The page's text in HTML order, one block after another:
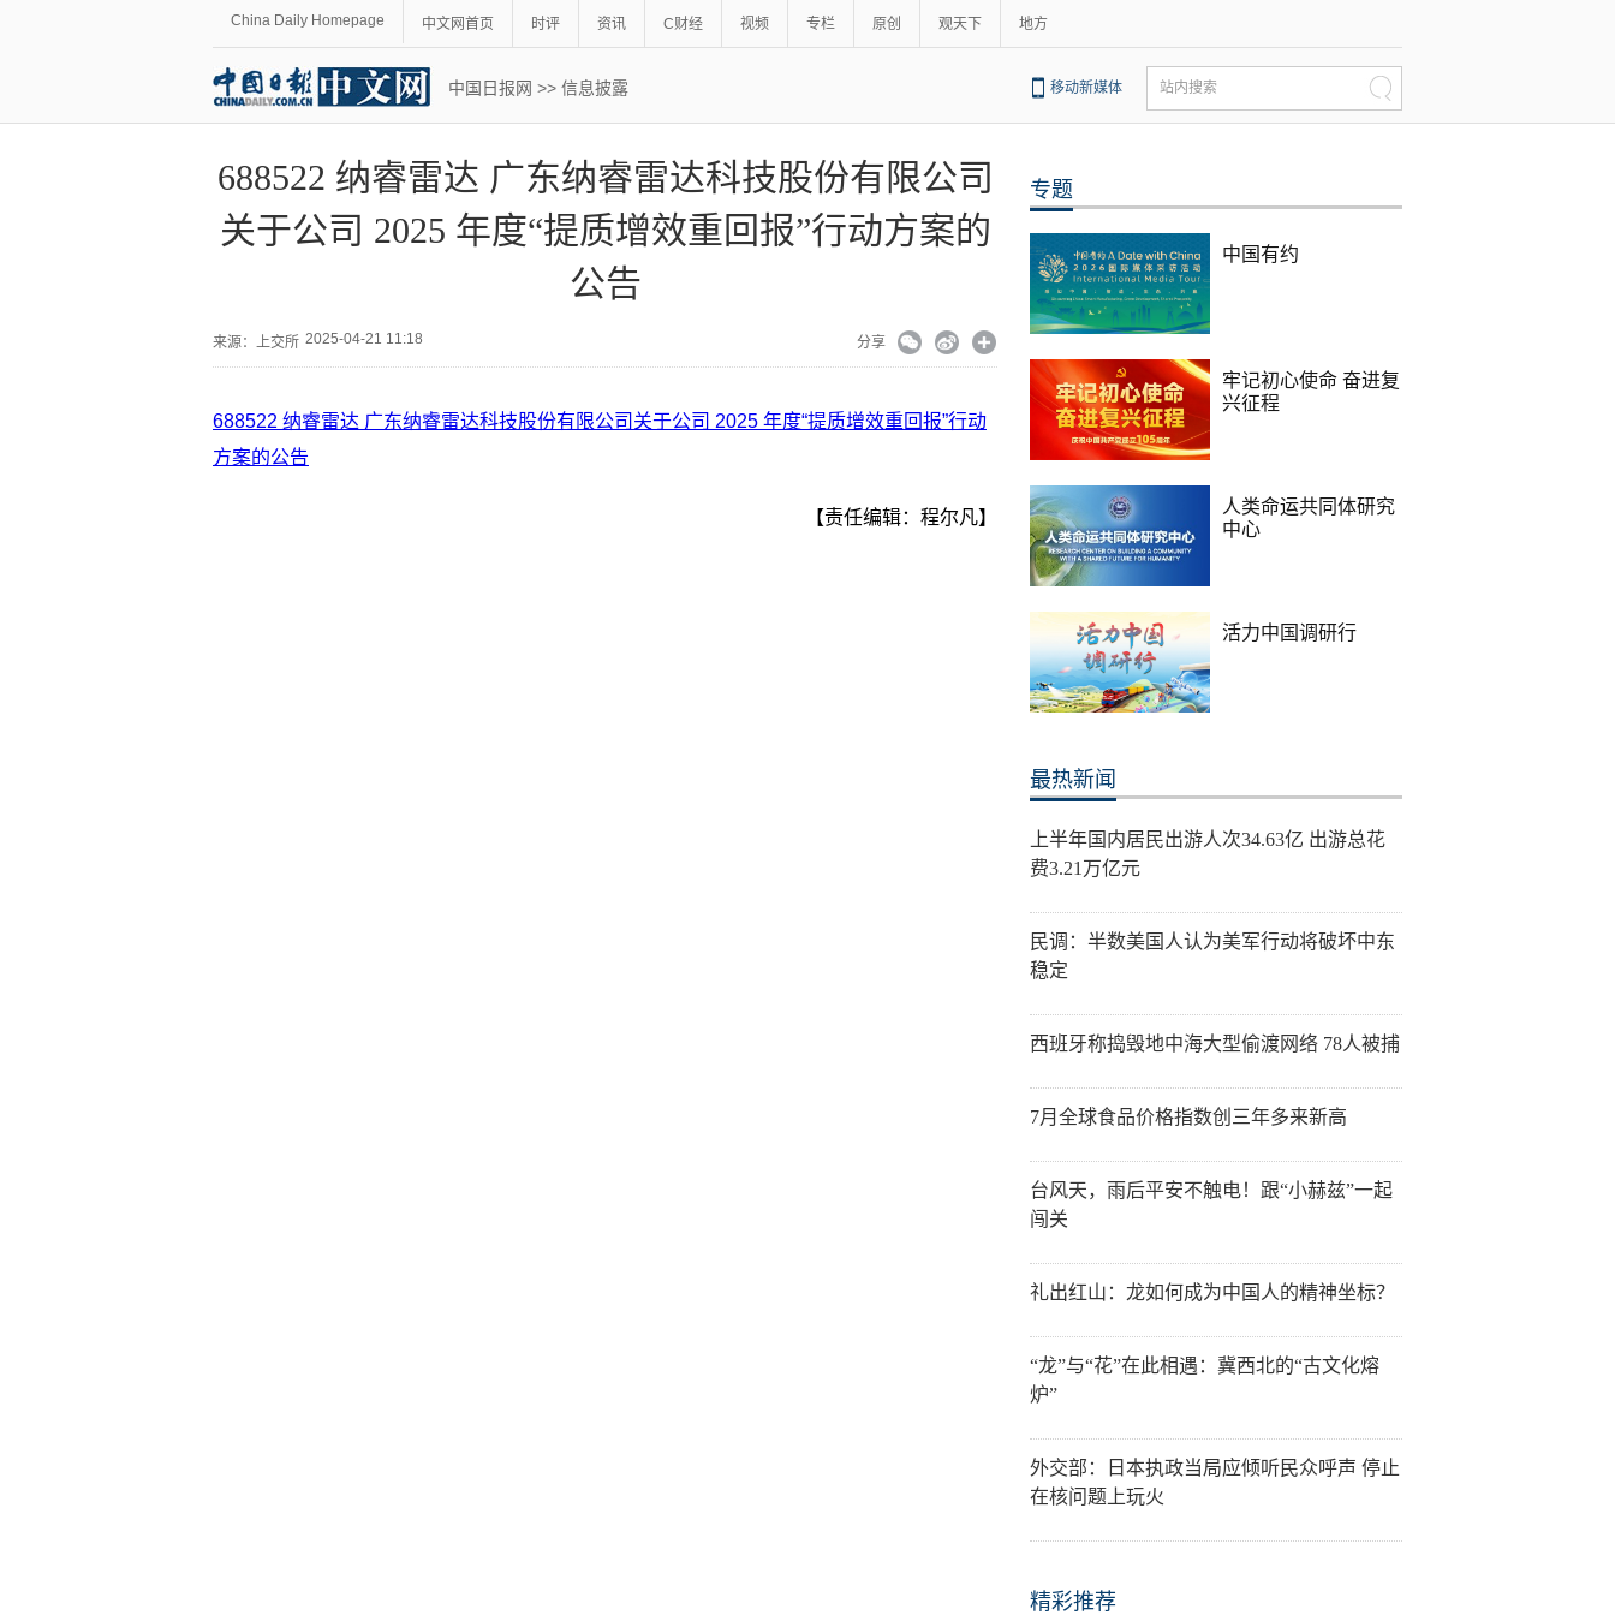
China Daily Homepage 中文网首页 时评 资讯 C财经 视频 专栏 原创 观天下 地方
中国日报网 >> 信息披露 移动新媒体 站内搜索
688522 纳睿雷达 广东纳睿雷达科技股份有限公司
关于公司 2025 年度“提质增效重回报”行动方案的
公告
来源： 上交所 2025-04-21 11:18 分享
688522 纳睿雷达 广东纳睿雷达科技股份有限公司关于公司 2025 年度“提质增效重回报”行动
方案的公告
【责任编辑：程尔凡】
专题
中国有约
牢记初心使命 奋进复
兴征程
人类命运共同体研究
中心
活力中国调研行
最热新闻
上半年国内居民出游人次34.63亿 出游总花
费3.21万亿元
民调：半数美国人认为美军行动将破坏中东
稳定
西班牙称捣毁地中海大型偷渡网络 78人被捕
7月全球食品价格指数创三年多来新高
台风天，雨后平安不触电！跟“小赫兹”一起
闯关
礼出红山：龙如何成为中国人的精神坐标？
“龙”与“花”在此相遇：冀西北的“古文化熔
炉”
外交部：日本执政当局应倾听民众呼声 停止
在核问题上玩火
精彩推荐